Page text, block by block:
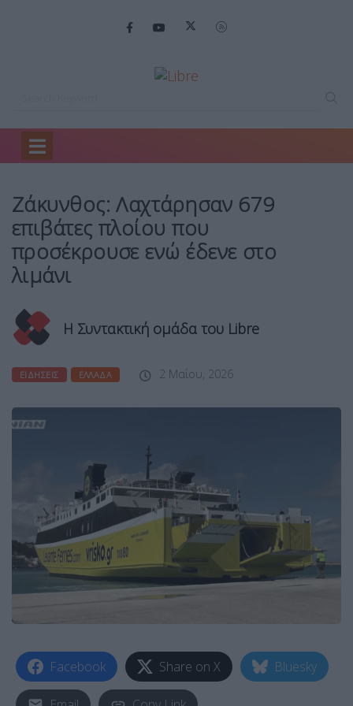
Home
Ζάκυνθος: Λαχτάρησαν 679
επιβάτες πλοίου που
προσέκρουσε ενώ έδενε στο
λιμάνι
Η Συντακτική ομάδα του Libre
ΕΙΔΉΣΕΙΣ ΕΛΛΆΔΑ 2 Μαΐου, 2026
Facebook Share on X Bluesky